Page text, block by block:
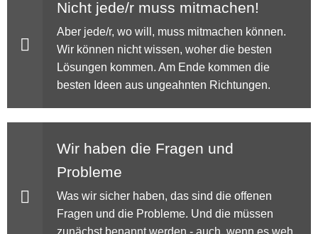
Nicht jede/r muss mitmachen!
Aber jede/r, wo will, muss mitmachen können.
Wir können nicht wissen, woher die besten
Lösungen kommen. Am Ende kommen die
besten Ideen aus ungeahnten Richtungen.
Wir haben die Fragen und
Probleme
Was wir sicher haben, das sind die offenen
Fragen und die Probleme. Und die müssen
zunächst benannt werden - auch, wenn es weh